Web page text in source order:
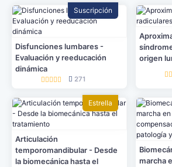
Suscripción
Disfunciones lumbares -
Evaluación y reeducación
dinámica
271
origen
Estrella
Articulación
temporomandibular - Desde
la biomecánica hasta el
marcha